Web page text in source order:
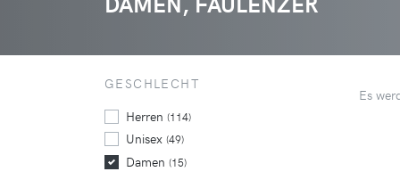
Es
GESCHLECHT
Herren (114)
Unisex (49)
Damen (15)